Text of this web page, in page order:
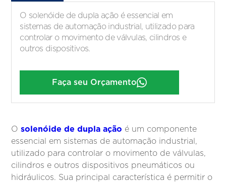
O solenóide de dupla ação é essencial em
sistemas de automação industrial, utilizado para
controlar o movimento de válvulas, cilindros e
outros dispositivos.
Faça seu Orçamento
Osolenóide de dupla ação é um componente
essencial em sistemas de automação industrial,
utilizado para controlar o movimento de válvulas,
cilindros e outros dispositivos pneumáticos ou
hidráulicos. Sua principal característica é permitir o